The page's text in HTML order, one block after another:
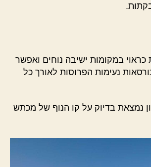
כראוי במקומות ישיבה נוחים ואפשר
נעימות הפרוסות לאורך כל
נמצאת בדיוק על קו הנוף של מכתש